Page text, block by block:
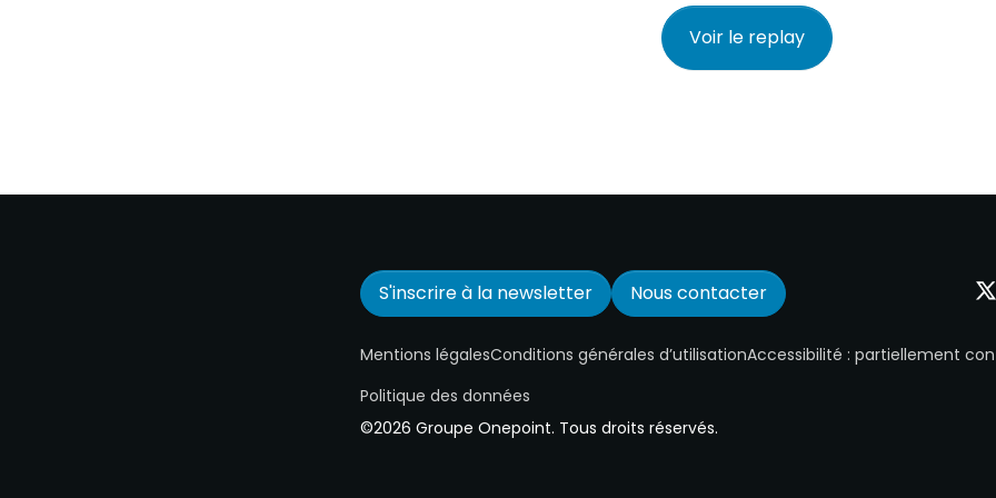
Voir le replay
S'inscrire à la newsletter Nous contacter
Mentions légalesConditions générales d’utilisationAccessibilité : partiellement
Politique des données
©2026 Groupe Onepoint. Tous droits réservés.